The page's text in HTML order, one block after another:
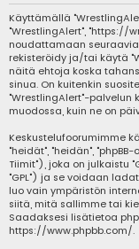
Käyttämällä
"WrestlingAlert", "https://
noudattamaan
rekisteröidy ja/tai käytä
näitä ehtoja koska
sinua. On kuitenkin
"WrestlingAlert"-
muodossa, kuin ne on
Keskustelufoorumimme
"heidät", "heidän", "phpBB-
Tiimit"), joka on julkaistu "
"GPL") ja se voidaan
luo vain ympäristön
siitä, mitä sallimme tai
Saadaksesi lisätietoa
https://www.phpbb.com/.